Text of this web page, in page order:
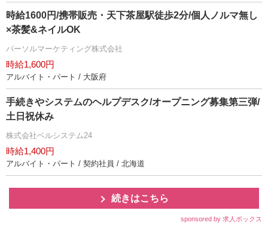
時給1600円/携帯販売・天下茶屋駅徒歩2分/個人ノルマ無し
×茶髪&ネイルOK
パーソルマーケティング株式会社
時給1,600円
アルバイト・パート / 大阪府
手続きやシステムのヘルプデスク/オープニング募集第三弾/
土日祝休み
株式会社ベルシステム24
時給1,400円
アルバイト・パート / 契約社員 / 北海道
続きはこちら
sponsored by 求人ボックス